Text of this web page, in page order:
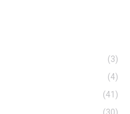
(3)
(4)
(41)